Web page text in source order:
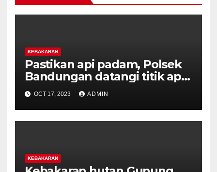
KEBAKARAN
Pastikan api padam, Polsek
Bandungan datangi titik api
kebakaran hutan Gunung
Ungaran
OCT 17, 2023 ADMIN
KEBAKARAN